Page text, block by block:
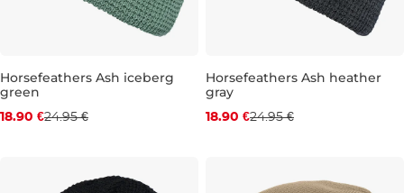
Horsefeathers Ash iceberg
green
18.90 €24.95 €
Horsefeathers Ash heather
gray
18.90 €24.95 €